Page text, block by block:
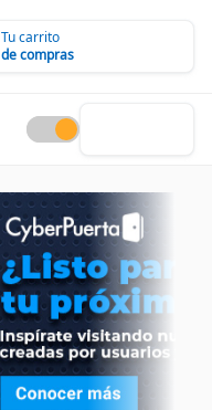
Tu carrito
de compras